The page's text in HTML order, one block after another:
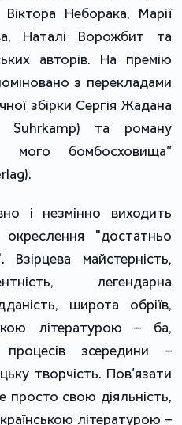
Неборака, Марії
Наталі Ворожбит та
авторів. На премію
з перекладами
збірки Сергія Жадана
Suhrkamp) та роману
мого бомбосховища”
і незмінно виходить
"достатньо
майстерність,
легендарна
широта обріїв,
літературою – ба,
зсередини –
творчість. Пов’язати
просто свою діяльність,
літературою –